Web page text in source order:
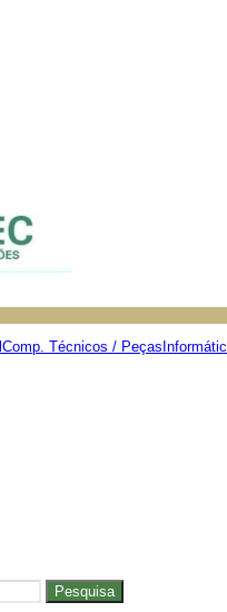
Comp. Técnicos / Peças
Pesquisa